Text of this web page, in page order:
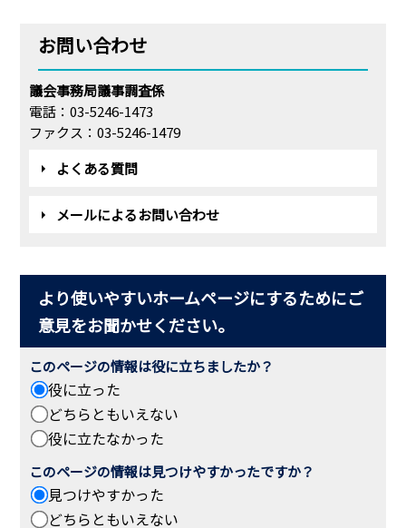
お問い合わせ
議会事務局議事調査係
電話：03-5246-1473
ファクス：03-5246-1479
よくある質問
メールによるお問い合わせ
より使いやすいホームページにするためにご
意見をお聞かせください。
このページの情報は役に立ちましたか？
役に立った
どちらともいえない
役に立たなかった
このページの情報は見つけやすかったですか？
見つけやすかった
どちらともいえない